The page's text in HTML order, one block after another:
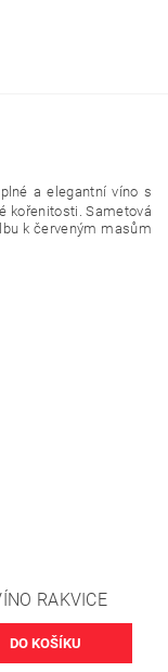
a elegantní víno s
kořenitosti. Sametová
k červeným masům
RAKVICE